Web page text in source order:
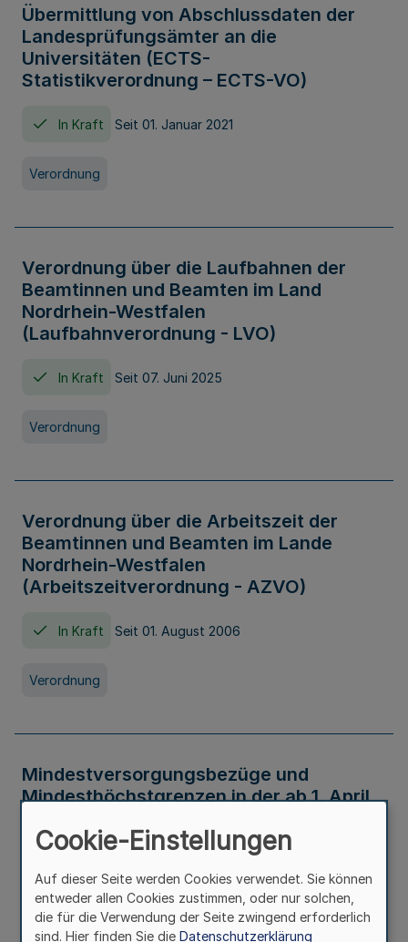
Übermittlung von Abschlussdaten der
Landesprüfungsämter an die
Universitäten (ECTS-
Statistikverordnung – ECTS-VO)
In Kraft Seit 01. Januar 2021
Verordnung
Verordnung über die Laufbahnen der
Beamtinnen und Beamten im Land
Nordrhein-Westfalen
(Laufbahnverordnung - LVO)
In Kraft Seit 07. Juni 2025
Verordnung
Verordnung über die Arbeitszeit der
Beamtinnen und Beamten im Lande
Nordrhein-Westfalen
(Arbeitszeitverordnung - AZVO)
In Kraft Seit 01. August 2006
Verordnung
Mindestversorgungsbezüge und
Mindesthöchstgrenzen in der ab 1. April
Verwaltungsvorschrift
Cookie-Einstellungen
Auf dieser Seite werden Cookies verwendet. Sie können
entweder allen Cookies zustimmen, oder nur solchen,
die für die Verwendung der Seite zwingend erforderlich
sind. Hier finden Sie die Datenschutzerklärung